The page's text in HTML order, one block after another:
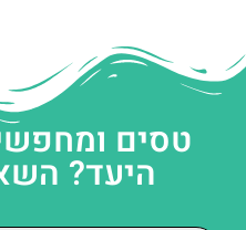
טסים
היעד?